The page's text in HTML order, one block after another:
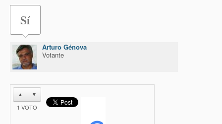
Sí
Arturo Génova
Votante
▲ ▼
1 VOTO